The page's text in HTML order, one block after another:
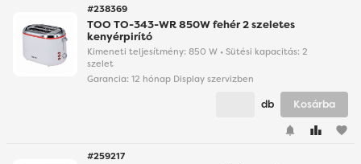
#238369
TOO TO-343-WR 850W fehér 2 szeletes
kenyérpirító
Kimeneti teljesítmény: 850 W • Sütési kapacitás: 2
szelet
Garancia: 12 hónap Display szervizben
favorite
db Kosárba
#259217